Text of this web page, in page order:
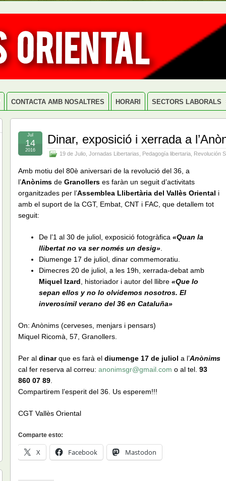
CONTACTA AMB NOSALTRES HORARI SECTORS LABORALS
Dinar, exposició i xerrada a
19 de Julio Jornadas Libertarias Pedagogía libertaria Revolución
Jul
14
2016
Amb motiu del 80è aniversari de la revolució del 36, a
l’Anònims de Granollers es faràn un seguit d’activitats
organitzades per l’Assemblea Llibertària del Vallès Oriental i
amb el suport de la CGT, Embat, CNT i FAC, que detallem tot
seguit:
De l’1 al 30 de juliol, exposició fotogràfica «Quan la
llibertat no va ser només un desig».
Diumenge 17 de juliol, dinar commemoratiu.
Dimecres 20 de juliol, a les 19h, xerrada-debat amb
Miquel Izard , historiador i autor del llibre «Que lo
sepan ellos y no lo olvidemos nosotros. El
inverosímil verano del 36 en Cataluña»
On: Anònims (cerveses, menjars i pensars)
Miquel Ricomà, 57, Granollers.
Per al dinarque es farà el diumenge 17 de juliol a l’Anònims
cal fer reserva al correu: anonimsgr@gmail.com o al tel. 93
860 07 89
Compartirem l’esperit del 36. Us esperem!!!
CGT Vallès Oriental
Comparte esto:
X Facebook Mastodon